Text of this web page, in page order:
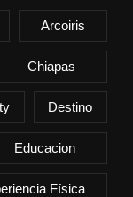
Arcoiris
Chiapas
Destino
Educacion
Física